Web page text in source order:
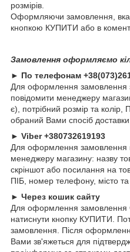
розмірів.
Оформляючи замовлення,
кнопкою КУПИТИ або в
Замовлення оформляємо
► По телефонам
Для оформлення замовлення
повідомити менеджеру
є), потрібний розмір та
обраний Вами спосіб
► Viber +380732619193
Для оформлення замовлення
менеджеру магазину: назву
скріншот або посилання на
ПІБ, номер телефону, місто
► Через кошик сайту
Для оформлення замовлення
натиснути кнопку КУПИТИ.
замовлення. Після
Вами зв'яжеться для